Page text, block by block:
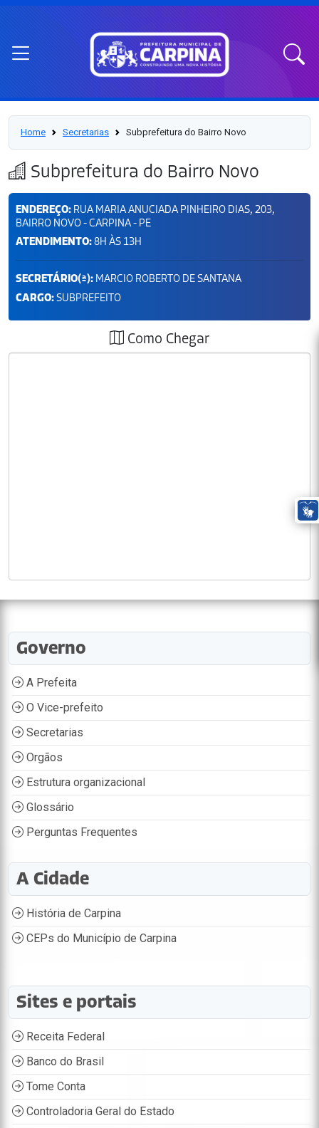
Home Secretarias Subprefeitura do Bairro Novo
Subprefeitura do Bairro Novo
ENDEREÇO: RUA MARIA ANUCIADA PINHEIRO DIAS, 203,
BAIRRO NOVO - CARPINA - PE
ATENDIMENTO:8H ÀS 13H
SECRETÁRIO(ª): MARCIO ROBERTO DE SANTANA
CARGO:SUBPREFEITO
Como Chegar
Governo
A Prefeita
O Vice-prefeito
Secretarias
Orgãos
Estrutura organizacional
Glossário
Perguntas Frequentes
A Cidade
História de Carpina
CEPs do Município de Carpina
Sites e portais
Receita Federal
Banco do Brasil
Tome Conta
Controladoria Geral do Estado